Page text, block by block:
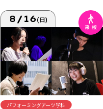
8/16(日)
パフォーミングアーツ学科